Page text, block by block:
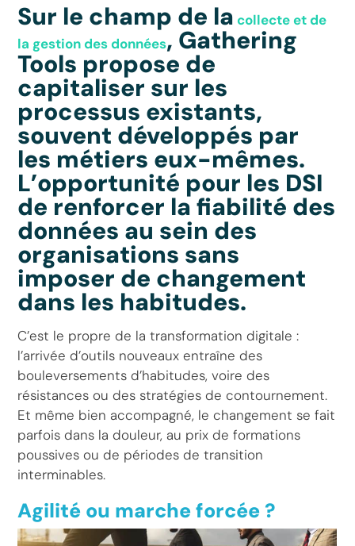
Sur le champ de la collecte et de
la gestion des données, Gathering
Tools propose de
capitaliser sur les
processus existants,
souvent développés par
les métiers eux-mêmes.
L’opportunité pour les DSI
de renforcer la fiabilité des
données au sein des
organisations sans
imposer de changement
dans les habitudes.
C’est le propre de la transformation digitale :
l’arrivée d’outils nouveaux entraîne des
bouleversements d’habitudes, voire des
résistances ou des stratégies de contournement.
Et même bien accompagné, le changement se fait
parfois dans la douleur, au prix de formations
poussives ou de périodes de transition
interminables.
Agilité ou marche forcée ?